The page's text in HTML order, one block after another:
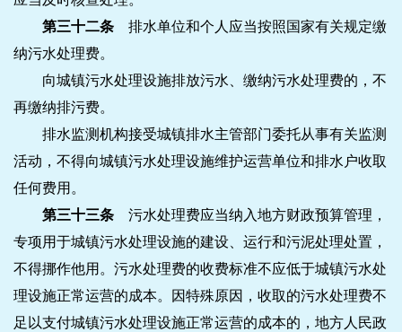
第三十二条 排水单位和个人应当按照国家有关规定缴
纳污水处理费。
向城镇污水处理设施排放污水、缴纳污水处理费的，不
再缴纳排污费。
排水监测机构接受城镇排水主管部门委托从事有关监测
活动，不得向城镇污水处理设施维护运营单位和排水户收取
任何费用。
第三十三条 污水处理费应当纳入地方财政预算管理，
专项用于城镇污水处理设施的建设、运行和污泥处理处置，
不得挪作他用。污水处理费的收费标准不应低于城镇污水处
理设施正常运营的成本。因特殊原因，收取的污水处理费不
足以支付城镇污水处理设施正常运营的成本的，地方人民政